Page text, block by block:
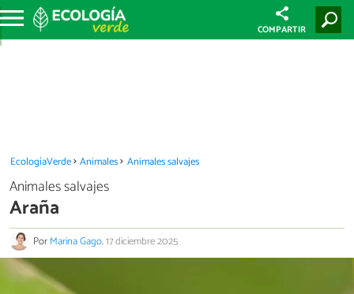
COMPARTIR
EcologíaVerde Animales Animales salvajes
Animales salvajes
Araña
PorMarina Gago.17 diciembre 2025